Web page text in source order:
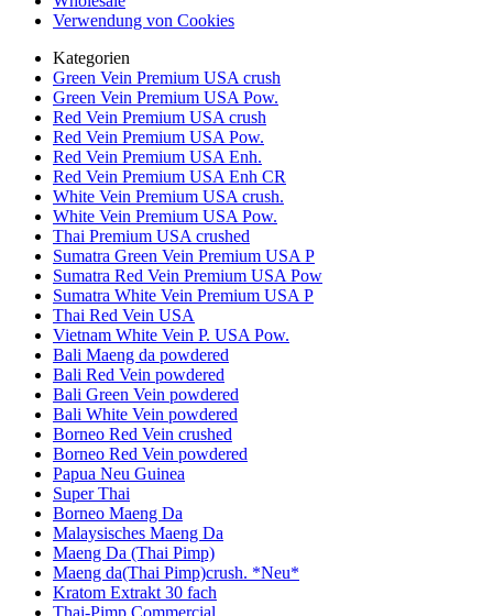
Verwendung von Cookies
Kategorien
Green Vein Premium USA crush
Green Vein Premium USA Pow.
Red Vein Premium USA crush
Red Vein Premium USA Pow.
Red Vein Premium USA Enh.
Red Vein Premium USA Enh CR
White Vein Premium USA crush.
White Vein Premium USA Pow.
Thai Premium USA crushed
Sumatra Green Vein Premium USA P
Sumatra Red Vein Premium USA Pow
Sumatra White Vein Premium USA P
Thai Red Vein USA
Vietnam White Vein P. USA Pow.
Bali Maeng da powdered
Bali Red Vein powdered
Bali Green Vein powdered
Bali White Vein powdered
Borneo Red Vein crushed
Borneo Red Vein powdered
Papua Neu Guinea
Super Thai
Borneo Maeng Da
Malaysisches Maeng Da
Maeng Da (Thai Pimp)
Maeng da(Thai Pimp)crush. *Neu*
Kratom Extrakt 30 fach
Thai-Pimp Commercial